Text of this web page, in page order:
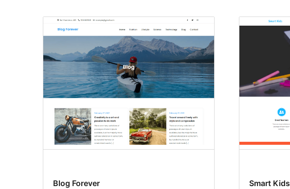
Blog Forever Smart Kids